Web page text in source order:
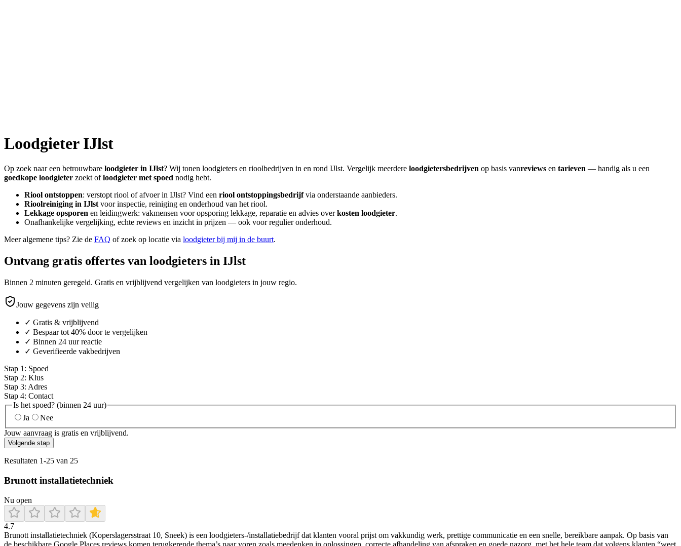
Loodgieter IJlst
Op zoek naar een betrouwbare loodgieter in IJlst? Wij tonen loodgieters en rioolbedrijven in en rond IJlst. Vergelijk meerdere loodgietersbedrijven op basis vanreviews en tarieven — handig als u een
goedkope loodgieter zoekt ofloodgieter met spoed nodig hebt.
Riool ontstoppen: verstopt riool of afvoer in IJlst? Vind een riool ontstoppingsbedrijfvia onderstaande aanbieders.
Rioolreiniging in IJlst voor inspectie, reiniging en onderhoud van het riool.
Lekkage opsporen en leidingwerk: vakmensen voor opsporing lekkage, reparatie en advies overkosten loodgieter.
Onafhankelijke vergelijking, echte reviews en inzicht in prijzen — ook voor regulier onderhoud.
Meer algemene tips? Zie de FAQ of zoek op locatie via loodgieter bij mij in de buurt.
Ontvang gratis offertes van loodgieters in IJlst
Binnen 2 minuten geregeld. Gratis en vrijblijvend vergelijken van loodgieters in jouw regio.
Jouw gegevens zijn veilig
✓ Gratis & vrijblijvend
✓ Bespaar tot 40% door te vergelijken
✓ Binnen 24 uur reactie
✓ Geverifieerde vakbedrijven
Stap 1 : Spoed
Stap 2: Klus
Stap 3: Adres
Stap 4: Contact
Is het spoed? (binnen 24 uur)
Ja
Nee
Jouw aanvraag is gratis en vrijblijvend.
Volgende stap
Resultaten 1-25 van 25
Brunott installatietechniek
Nu open
4.7
Brunott installatietechniek (Koperslagersstraat 10, Sneek) is een loodgieters-/installatiebedrijf dat klanten vooral prijst om vakkundig werk, prettige communicatie en een snelle, bereikbare aanpak. Op basis van
de beschikbare Google Places reviews komen terugkerende thema’s naar voren zoals meedenken in oplossingen, correcte afhandeling van afspraken en goede nazorg, met het hele team dat volgens klanten “weet